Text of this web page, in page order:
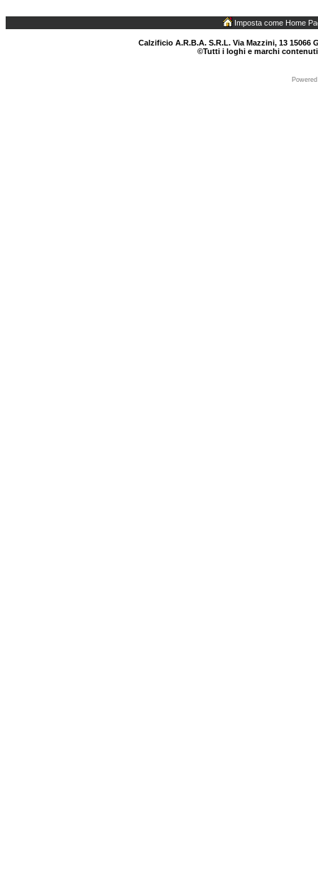
Imposta come Home
Calzificio A.R.B.A. S.R.L. Via Mazzini, 13 15066
©Tutti i loghi e marchi